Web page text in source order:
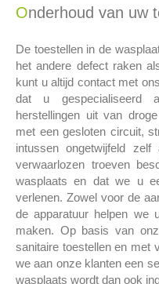
Onderhoud van uw
De toestellen in de
het andere defect raken
kunt u altijd contact met
dat u gespecialiseerd
herstellingen uit van
met een gesloten circuit,
intussen ongetwijfeld
verwaarlozen troeven
wasplaats en dat we u
verlenen. Zowel voor de
de apparatuur helpen we
maken. Op basis van
sanitaire toestellen en met
we aan onze klanten een
wasplaats wordt dan ook